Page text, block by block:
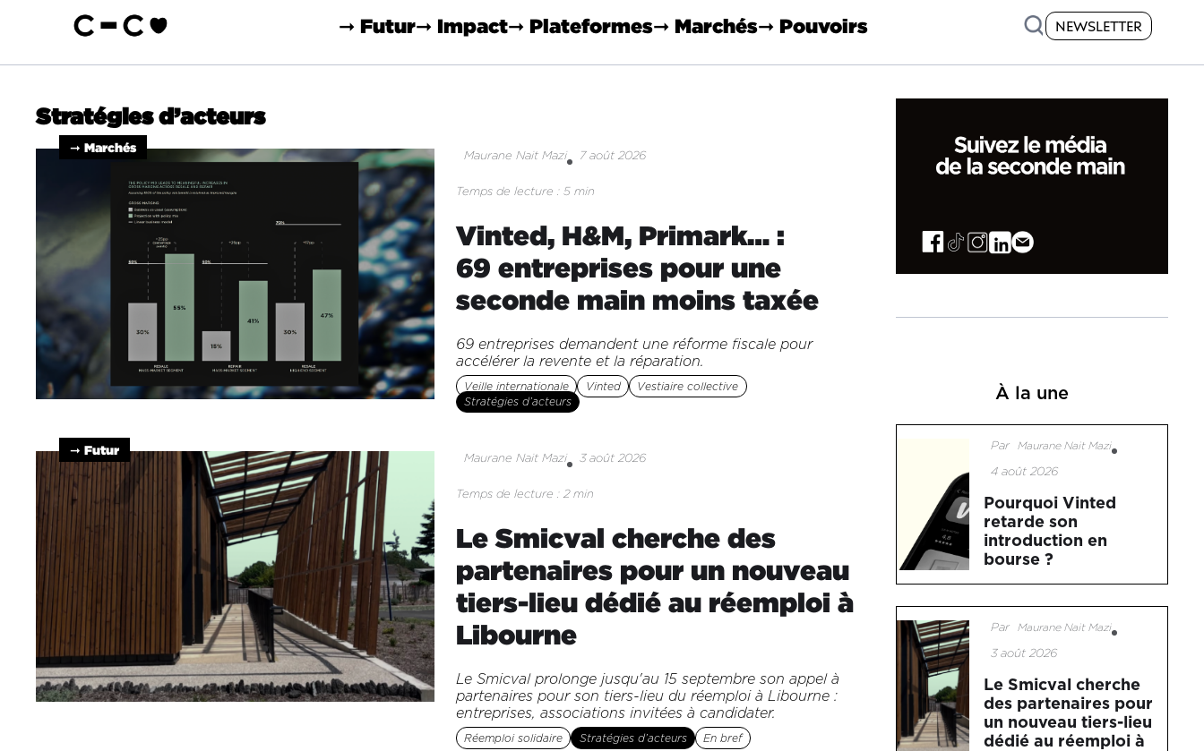
➞ Futur➞ Impact➞ Plateformes➞ Marchés➞ Pouvoirs NEWSLETTER
Stratégies d’acteurs
➞ Marchés
Maurane Nait Mazi 7 août 2026
Temps de lecture : 5 min
Vinted, H&M, Primark… :
69 entreprises pour une
seconde main moins taxée
69 entreprises demandent une réforme fiscale pour
accélérer la revente et la réparation.
Veille internationale Vinted
Vestiaire collective
Stratégies d’acteurs
➞ Futur
Maurane Nait Mazi 3 août 2026
Temps de lecture : 2 min
Le Smicval cherche des
partenaires pour un nouveau
tiers-lieu dédié au réemploi à
Libourne
Le Smicval prolonge jusqu'au 15 septembre son appel à
partenaires pour son tiers-lieu du réemploi à Libourne :
entreprises, associations invitées à candidater.
Réemploi solidaire Stratégies d’acteurs En bref
À la une
Par Maurane Nait Mazi
4 août 2026
Pourquoi Vinted
retarde son
introduction en
bourse ?
Par Maurane Nait Mazi
3 août 2026
Le Smicval cherche
des partenaires pour
un nouveau tiers-lieu
dédié au réemploi à